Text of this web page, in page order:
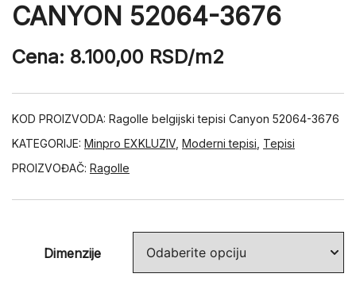
CANYON 52064-3676
Cena: 8.100,00 RSD/m2
KOD PROIZVODA: Ragolle belgijski tepisi Canyon 52064-3676
KATEGORIJE: Minpro EXKLUZIV, Moderni tepisi Tepisi
PROIZVOĐAČ: Ragolle
Dimenzije